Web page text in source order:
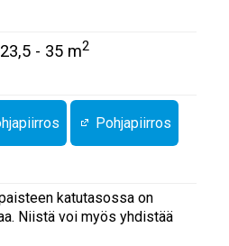
23,5 - 35 m2
Pohjapiirros
katutasossa on
Niistä voi myös yhdistää